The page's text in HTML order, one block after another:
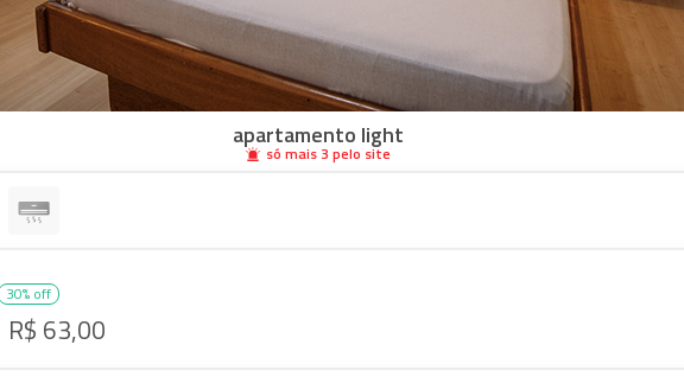
apartamento light
só mais 3 pelo site
30% off
R$ 63,00